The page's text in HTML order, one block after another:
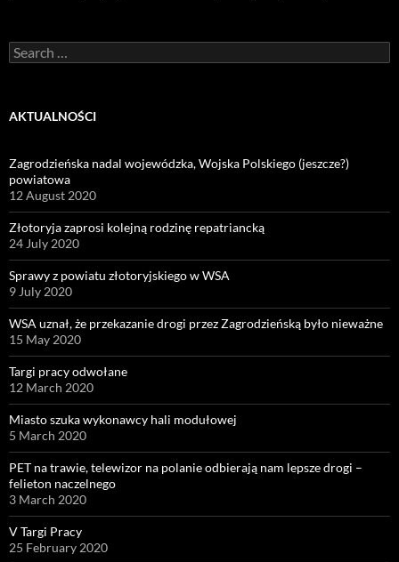
Search
for:
AKTUALNOŚCI
Zagrodzieńska nadal wojewódzka, Wojska Polskiego (jeszcze?)
powiatowa
12 August 2020
Złotoryja zaprosi kolejną rodzinę repatriancką
24 July 2020
Sprawy z powiatu złotoryjskiego w WSA
9 July 2020
WSA uznał, że przekazanie drogi przez Zagrodzieńską było nieważne
15 May 2020
Targi pracy odwołane
12 March 2020
Miasto szuka wykonawcy hali modułowej
5 March 2020
PET na trawie, telewizor na polanie odbierają nam lepsze drogi –
felieton naczelnego
3 March 2020
V Targi Pracy
25 February 2020